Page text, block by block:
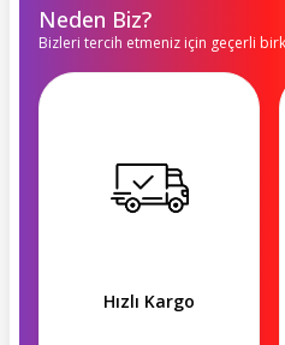
Neden Biz?
Bizleri tercih etmeniz için geçerli
Hızlı Kargo